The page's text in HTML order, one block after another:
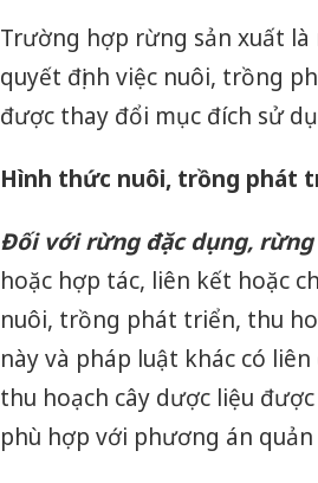
Trường hợp rừng sản xuất
quyết định việc nuôi, trồng
được thay đổi mục đích sử
Hình thức nuôi, trồng phát
Đối với rừng đặc dụng,
hoặc hợp tác, liên kết hoặc
nuôi, trồng phát triển, thu
này và pháp luật khác có
thu hoạch cây dược liệu
phù hợp với phương án